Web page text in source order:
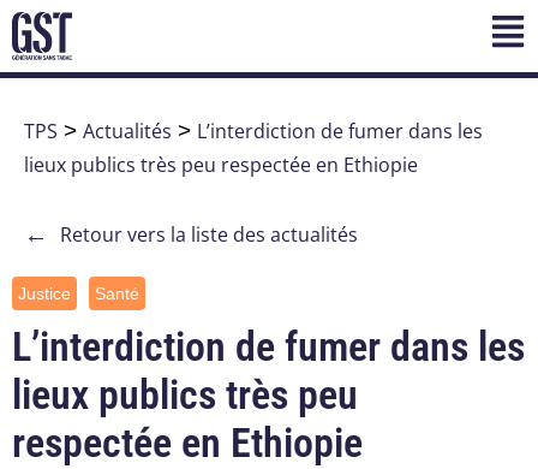
TPS > Actualités > L’interdiction de fumer dans les
lieux publics très peu respectée en Ethiopie
← Retour vers la liste des actualités
Justice Santé
L’interdiction de fumer dans les
lieux publics très peu
respectée en Ethiopie